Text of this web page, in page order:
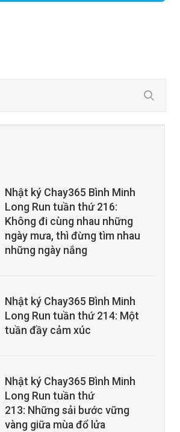
Nhật ký Chay365 Bình Minh
Long Run tuần thứ 216:
Không đi cùng nhau những
ngày mưa, thì đừng tìm nhau
những ngày nắng
Nhật ký Chay365 Bình Minh
Long Run tuần thứ 214: Một
tuần đầy cảm xúc
Nhật ký Chay365 Bình Minh
Long Run tuần thứ
213: Những sải bước vững
vàng giữa mùa đổ lửa